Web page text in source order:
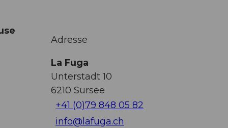
Adresse
La Fuga
Unterstadt 10
6210 Sursee
+41 (0)79 848 05 82
info@lafuga.ch